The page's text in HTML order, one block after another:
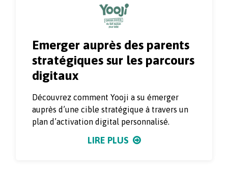
Emerger auprès des parents
stratégiques sur les parcours
digitaux
Découvrez comment Yooji a su émerger
auprès d’une cible stratégique à travers un
plan d’activation digital personnalisé.
LIRE PLUS